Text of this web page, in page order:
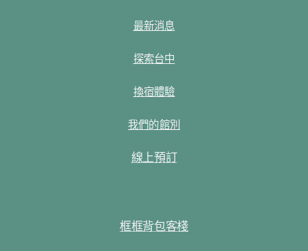
最新消息
探索台中
換宿體驗
我們的館別
線上預訂
框框背包客棧